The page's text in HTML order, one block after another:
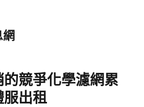
競爭化學濾網累
服出租